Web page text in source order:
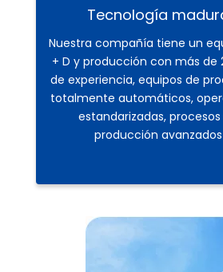
Tecnología
Nuestra compañía tiene un
+ D y producción con más de
de experiencia, equipos de
totalmente automáticos,
estandarizadas, procesos
producción avanzados